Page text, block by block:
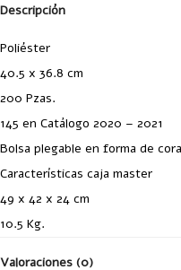
Descripción
Poliéster
40.5 x 36.8 cm
200 Pzas.
145 en Catálogo 2020 – 2021
Bolsa plegable en forma de
Características caja master
49 x 42 x 24 cm
10.5 Kg.
Valoraciones (0)